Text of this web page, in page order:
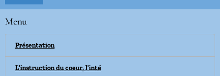
Menu
Présentation
L'instruction du coeur, l'inté